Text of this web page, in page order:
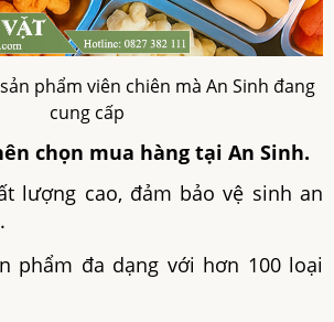
phẩm viên chiên mà An Sinh đang
cung cấp
chọn mua hàng tại An Sinh.
lượng cao, đảm bảo vệ sinh an
phẩm đa dạng với hơn 100 loại